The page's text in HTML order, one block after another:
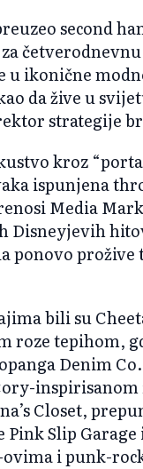
second
za
u ikonične
da žive u
strategije
kroz
ispunjena
Media
Disneyjevih
ponovo
bili su
roze tepihom,
Denim
Closet,
Slip
i punk-